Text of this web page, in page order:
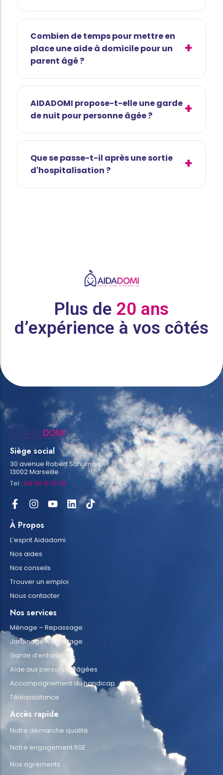
Combien de temps pour mettre en
place une aide à domicile pour un
parent âgé ?
AIDADOMI propose-t-elle une garde
de nuit pour personne âgée ?
Que se passe-t-il après une sortie
d'hospitalisation ?
Plus de 20 ans
d’expérience à vos côtés
Siège social
30 avenue Robert Schuman
13002 Marseille
Tel : 04 96 16 10 06
À Propos
L’esprit Aidadomi
Nos aides
Nos conseils
Trouver un emploi
Nous contacter
Nos services
Ménage – Repassage
Jardinage – Bricolage
Garde d’enfants
Aide aux personnes âgées
Accompagnement du handicap
Téléassistance
Accès rapide
Notre démarche qualité
Notre engagement RSE
Nos agréments